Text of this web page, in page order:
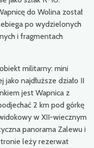
do Wolina został
po wydzielonych
i fragmentach
militarny: mini
najdłuższe działo II
jest Wapnica z
2 km pod górkę
w XII-wiecznym
panorama Zalewu i
leży rezerwat